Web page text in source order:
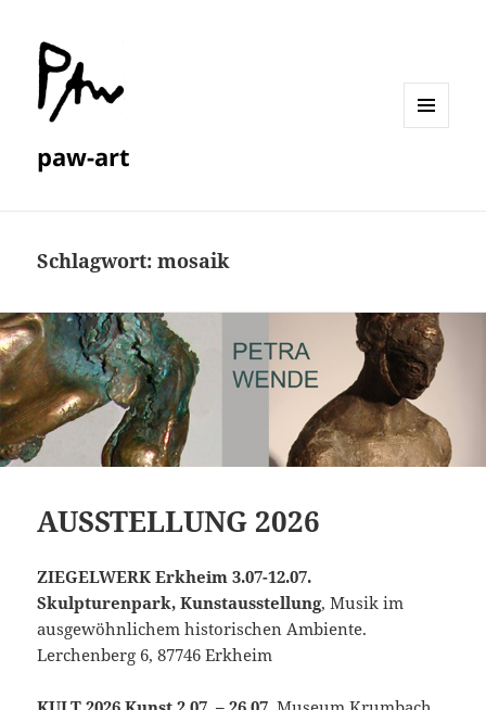
paw-art
Schlagwort:mosaik
AUSSTELLUNG 2026
ZIEGELWERK Erkheim 3.07-12.07.
Skulpturenpark, Kunstausstellung, Musik im
ausgewöhnlichem historischen Ambiente.
Lerchenberg 6, 87746 Erkheim